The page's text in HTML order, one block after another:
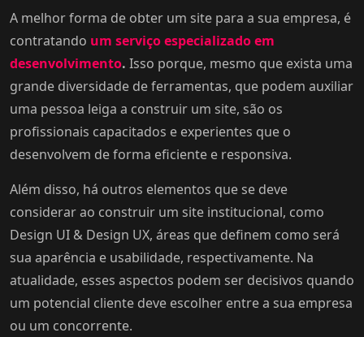
A melhor forma de obter um site para a sua empresa, é
contratando um serviço especializado em
desenvolvimento. Isso porque, mesmo que exista uma
grande diversidade de ferramentas, que podem auxiliar
uma pessoa leiga a construir um site, são os
profissionais capacitados e experientes que o
desenvolvem de forma eficiente e responsiva.
Além disso, há outros elementos que se deve
considerar ao construir um site institucional, como
Design UI & Design UX, áreas que definem como será
sua aparência e usabilidade, respectivamente. Na
atualidade, esses aspectos podem ser decisivos quando
um potencial cliente deve escolher entre a sua empresa
ou um concorrente.